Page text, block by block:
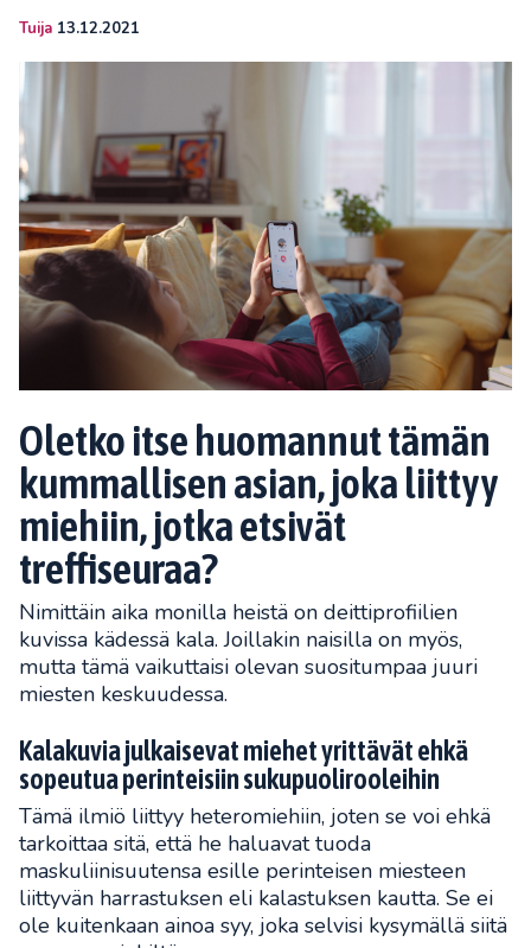
Tuija 13.12.2021
Oletko itse huomannut tämän
kummallisen asian, joka liittyy
miehiin, jotka etsivät
treffiseuraa?
Nimittäin aika monilla heistä on deittiprofiilien
kuvissa kädessä kala. Joillakin naisilla on myös,
mutta tämä vaikuttaisi olevan suositumpaa juuri
miesten keskuudessa.
Kalakuvia julkaisevat miehet yrittävät ehkä
sopeutua perinteisiin sukupuolirooleihin
Tämä ilmiö liittyy heteromiehiin, joten se voi ehkä
tarkoittaa sitä, että he haluavat tuoda
maskuliinisuutensa esille perinteisen miesteen
liittyvän harrastuksen eli kalastuksen kautta. Se ei
ole kuitenkaan ainoa syy, joka selvisi kysymällä siitä